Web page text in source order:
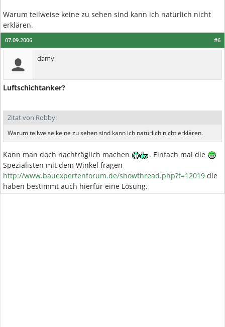
Warum teilweise keine zu sehen sind kann ich natürlich nicht
erklären.
#6
07.09.2006
damy
Luftschichtanker?
Zitat von Robby:
Warum teilweise keine zu sehen sind kann ich natürlich nicht erklären.
Kann man doch nachträglich machen
. Einfach mal die
Spezialisten mit dem Winkel fragen
http://www.bauexpertenforum.de/showthread.php?t=12019 die
haben bestimmt auch hierfür eine Lösung.